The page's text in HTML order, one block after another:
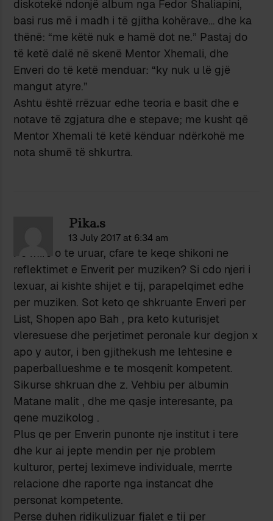
diskotekë ndonjë album nga Fedor Shaliapini,
basi rus më i madh i të gjitha kohërave… dhe ka
thënë: “me këtë nuk e hamë dot ne.” Pastaj do
të ketë dalë në skenë Mentor Xhemali, dhe
Enveri do të ketë menduar: “ky nuk u lë gjë
mangut atyre.”
Ashtu është rrëzuar edhe teoria e basit dhe e
notave të zgjatura dhe e stepave; me kusht që
Mentor Xhemali të ketë kënduar ndërkohë me
nota shumë të shkurtra.
Pika.s
13 July 2017 at 6:34 am
Po mire o te uruar, cfare te keqe shikoni ne
reflektimet e Enverit per muziken? Si cdo njeri i
lexuar, ai kishte shijet e tij, parapelqimet edhe
per muziken. Sot keto qe shkruante Enveri per
List, Shopen apo Bah , pra keto kuturisjet
vleresuese dhe perjetimet peronale kur degjon x
apo y autor, i ben gjithekush me lehtesine e
paperballueshme e te mosqenit kompetent.
Sikurse shkruan dhe z. Vehbiu per albumin
Matane malit , dhe me qasje interesante, pa
qene muzikolog .
Plus qe per Enverin punonte nje institut i tere
dhe kur ai jepte mendin per nje problem
kulturor, pertej leximeve individuale, merrte
relacione dhe raporte nga instancat dhe
personat kompetente.
Perse duhen ridikulizuar fjalet e tij per